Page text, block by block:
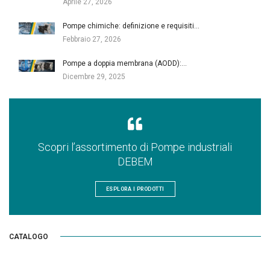
Aprile 27, 2026
Pompe chimiche: definizione e requisiti…
Febbraio 27, 2026
Pompe a doppia membrana (AODD):…
Dicembre 29, 2025
Scopri l’assortimento di Pompe industriali
DEBEM
ESPLORA I PRODOTTI
CATALOGO